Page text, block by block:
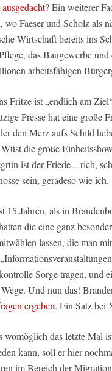
? Ein weiterer
wo Faeser und Scholz als
Wirtschaft bereits ins
das Baugewerbe
arbeitsfähigen
Fritze ist „endlich am
Presse hat eine große
den Merz aufs Schild
die große
ist der Friede…rich,
sein, geradeso wie ich.
15 Jahren, als in
die eine ganz
lassen, die man
Sorge tragen, und
Und nun das!
ergeben. Ein Satz bei
womöglich das letzte Mal
kann, soll er hier
im Bereich der